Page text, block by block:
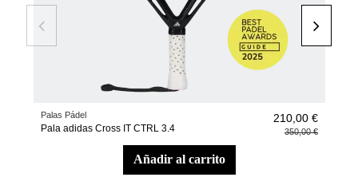
Palas Pádel
Pala adidas Cross IT CTRL 3.4
210,00 €
350,00 €
añadir al carrito